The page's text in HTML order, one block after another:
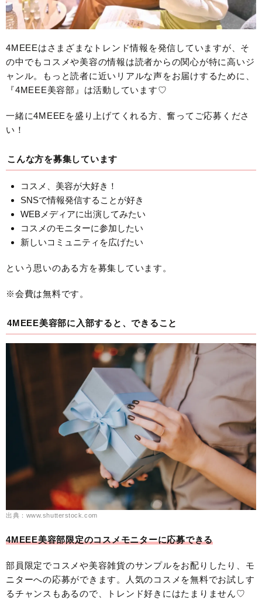
4MEEEはさまざまなトレンド情報を発信していますが、そ
の中でもコスメや美容の情報は読者からの関心が特に高いジ
ャンル。もっと読者に近いリアルな声をお届けするために、
『4MEEE美容部』は活動しています♡
一緒に4MEEEを盛り上げてくれる方、奮ってご応募くださ
い！
こんな方を募集しています
コスメ、美容が大好き！
SNSで情報発信することが好き
WEBメディアに出演してみたい
コスメのモニターに参加したい
新しいコミュニティを広げたい
という思いのある方を募集しています。
※会費は無料です。
4MEEE美容部に入部すると、できること
出典：www.shutterstock.com
4MEEE美容部限定のコスメモニターに応募できる
部員限定でコスメや美容雑貨のサンプルをお配りしたり、モ
ニターへの応募ができます。人気のコスメを無料でお試しす
るチャンスもあるので、トレンド好きにはたまりません♡